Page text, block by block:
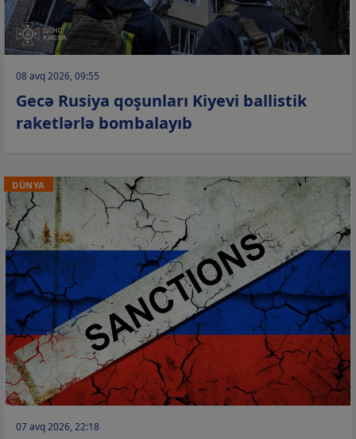
08 avq 2026, 09:55
Gecə Rusiya qoşunları Kiyevi ballistik
raketlərlə bombalayıb
DÜNYA
07 avq 2026, 22:18